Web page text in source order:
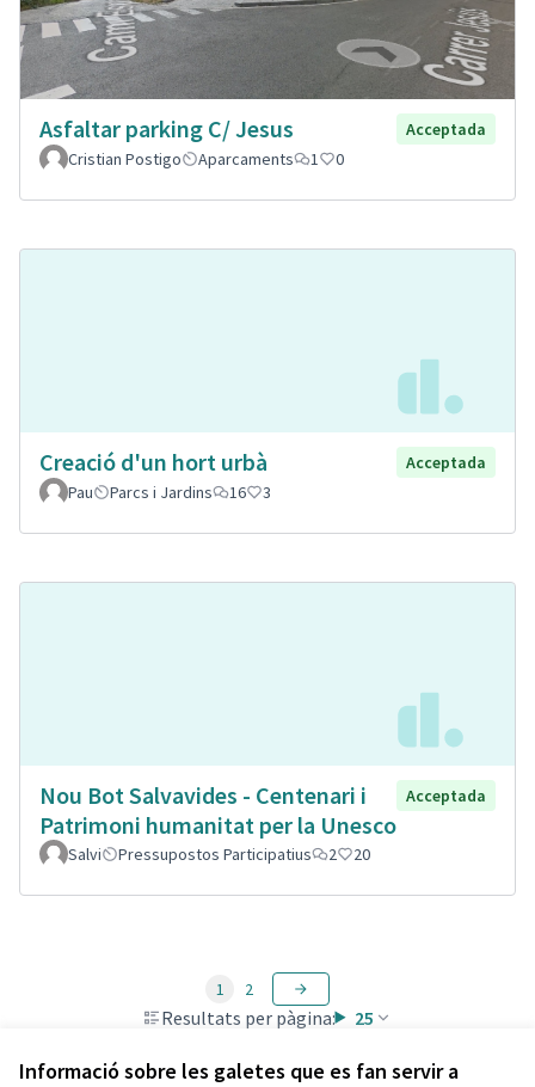
Informació sobre les galetes que es fan servir a
Asfaltar parking C/ Jesus
Acceptada
Cristian Postigo
Aparcaments 1 0
Creació d'un hort urbà
Acceptada
Pau
Parcs i Jardins 16 3
Nou Bot Salvavides - Centenari i
Patrimoni humanitat per la Unesco
Acceptada
Salvi Pressupostos Participatius 2 20
Resultats per pàgina: 25
1 2